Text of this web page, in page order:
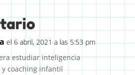
el 6 abril, 2021 a las 5:53 pm
estudiar inteligencia
y coaching infantil